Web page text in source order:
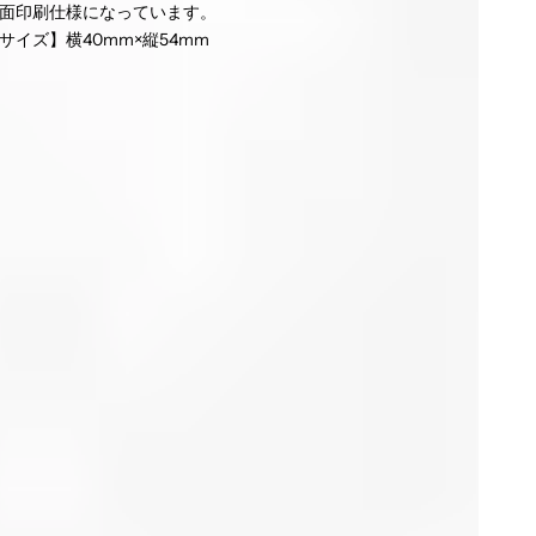
印刷仕様になっています。
イズ】横40mm×縦54mm